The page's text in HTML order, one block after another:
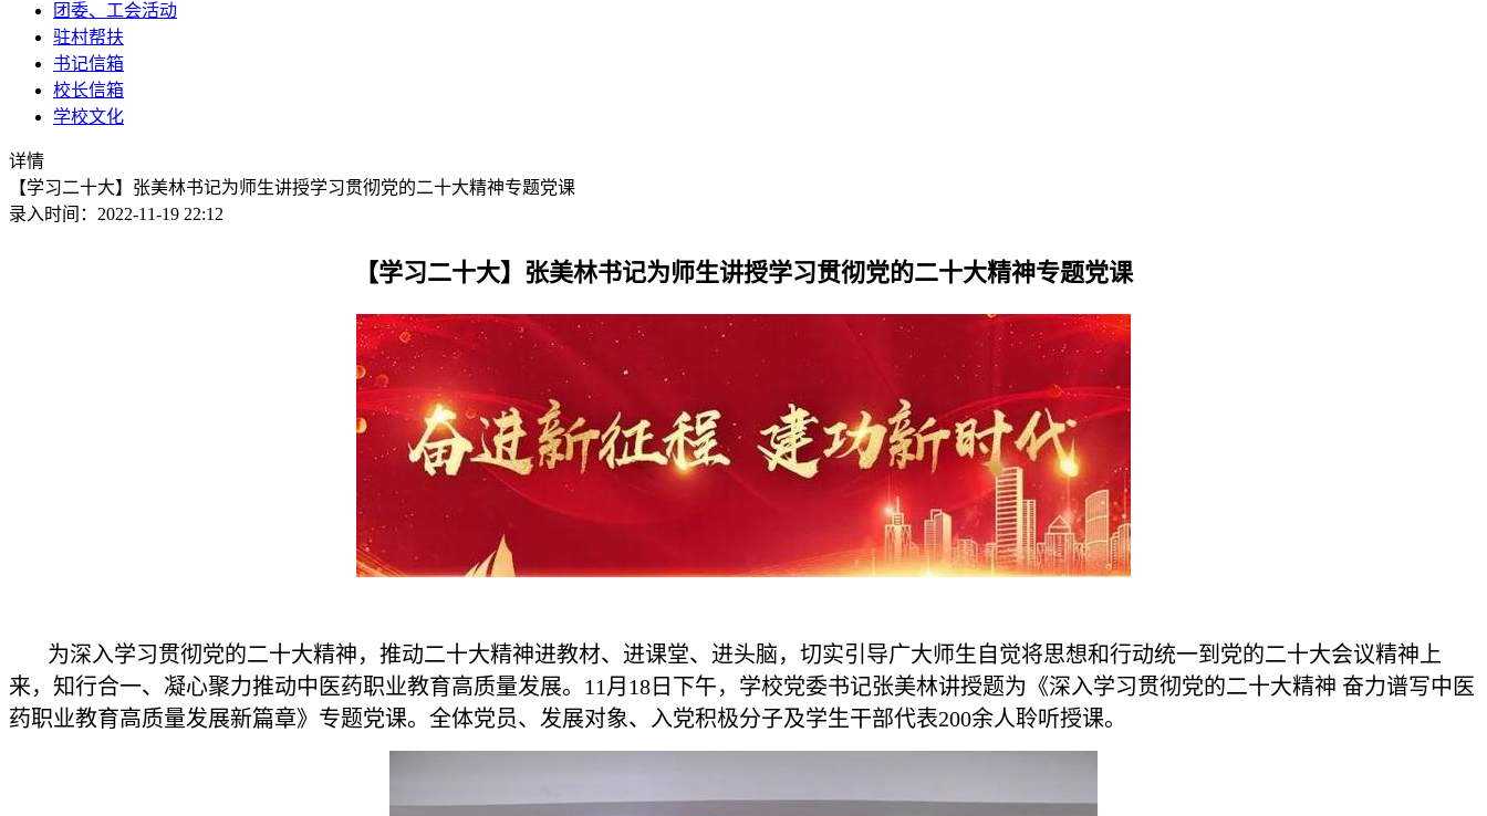
团委、工会活动
驻村帮扶
书记信箱
校长信箱
学校文化
详情
【学习二十大】张美林书记为师生讲授学习贯彻党的二十大精神专题党课
录入时间：2022-11-19 22:12
【学习二十大】张美林书记为师生讲授学习贯彻党的二十大精神专题党课
为深入学习贯彻党的二十大精神，推动二十大精神进教材、进课堂、进头脑，切实引导广大师生自觉将思想和行动统一到党的二十大会议精神上
来，知行合一、凝心聚力推动中医药职业教育高质量发展。11月18日下午，学校党委书记张美林讲授题为《深入学习贯彻党的二十大精神 奋力谱写中医
药职业教育高质量发展新篇章》专题党课。全体党员、发展对象、入党积极分子及学生干部代表200余人聆听授课。